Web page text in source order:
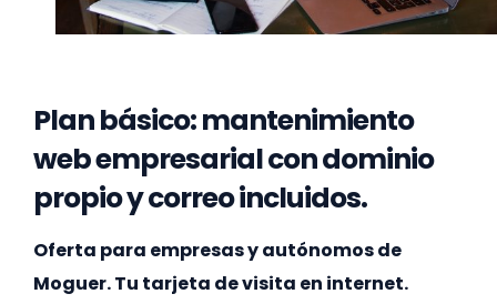
Plan básico: mantenimiento
web empresarial con dominio
propio y correo incluidos.
Oferta para empresas y autónomos de
Moguer. Tu tarjeta de visita en internet.